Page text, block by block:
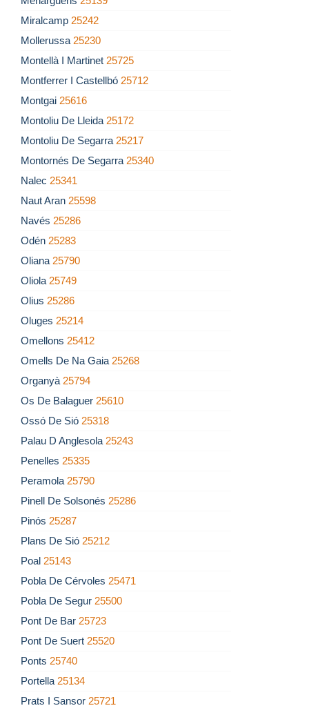
Miralcamp 25242
Mollerussa 25230
Montellà I Martinet 25725
Montferrer I Castellbó 25712
Montgai 25616
Montoliu De Lleida 25172
Montoliu De Segarra 25217
Montornés De Segarra 25340
Nalec 25341
Naut Aran 25598
Navés 25286
Odén 25283
Oliana 25790
Oliola 25749
Olius 25286
Oluges 25214
Omellons 25412
Omells De Na Gaia 25268
Organyà 25794
Os De Balaguer 25610
Ossó De Sió 25318
Palau D Anglesola 25243
Penelles 25335
Peramola 25790
Pinell De Solsonés 25286
Pinós 25287
Plans De Sió 25212
Poal 25143
Pobla De Cérvoles 25471
Pobla De Segur 25500
Pont De Bar 25723
Pont De Suert 25520
Ponts 25740
Portella 25134
Prats I Sansor 25721